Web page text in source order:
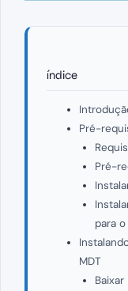
índice
Pré-
Pré-
para o
MDT
Baixar